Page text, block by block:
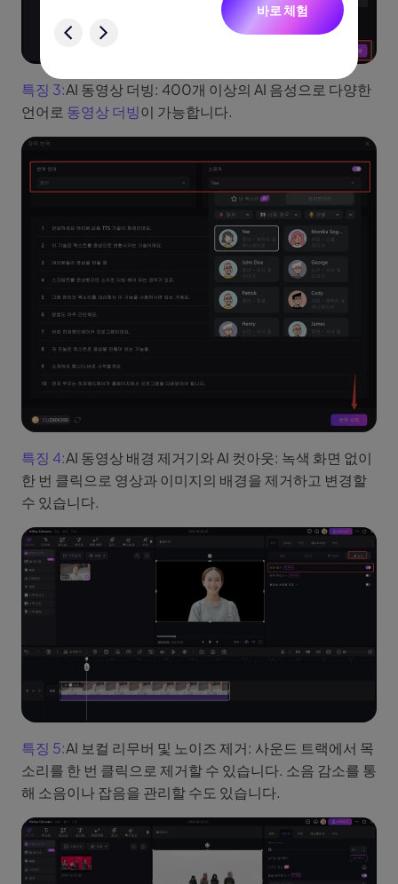
특징 3:AI 동영상 더빙: 400개 이상의 AI 음성으로 다양한
언어로 동영상 더빙이 가능합니다.
특징 4:AI 동영상 배경 제거기와 AI 컷아웃: 녹색 화면 없이
한 번 클릭으로 영상과 이미지의 배경을 제거하고 변경할
수 있습니다.
특징 5:AI 보컬 리무버 및 노이즈 제거: 사운드 트랙에서 목
소리를 한 번 클릭으로 제거할 수 있습니다. 소음 감소를 통
해 소음이나 잡음을 관리할 수도 있습니다.
바로 체험